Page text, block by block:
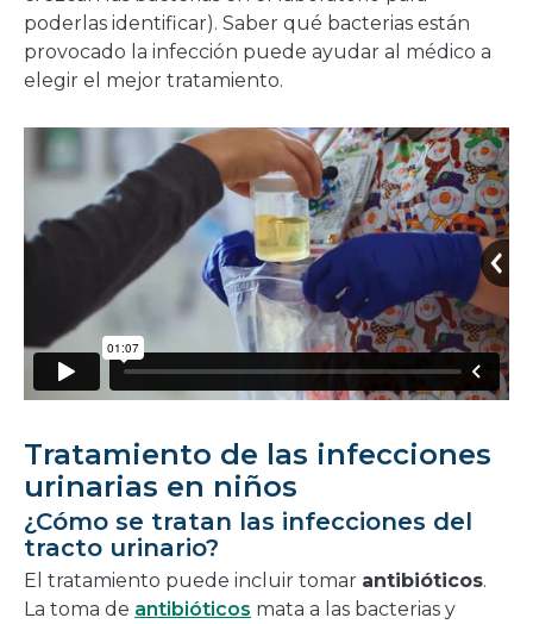
poderlas identificar). Saber qué bacterias están
provocado la infección puede ayudar al médico a
elegir el mejor tratamiento.
Tratamiento de las infecciones
urinarias en niños
¿Cómo se tratan las infecciones del
tracto urinario?
El tratamiento puede incluir tomar antibióticos.
La toma de antibióticos mata a las bacterias y